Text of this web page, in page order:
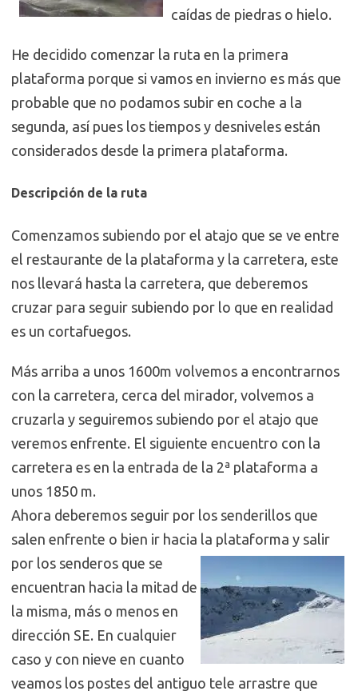
caídas de piedras o hielo.
He decidido comenzar la ruta en la primera
plataforma porque si vamos en invierno es más que
probable que no podamos subir en coche a la
segunda, así pues los tiempos y desniveles están
considerados desde la primera plataforma.
Descripción de la ruta
Comenzamos subiendo por el atajo que se ve entre
el restaurante de la plataforma y la carretera, este
nos llevará hasta la carretera, que deberemos
cruzar para seguir subiendo por lo que en realidad
es un cortafuegos.
Más arriba a unos 1600m volvemos a encontrarnos
con la carretera, cerca del mirador, volvemos a
cruzarla y seguiremos subiendo por el atajo que
veremos enfrente. El siguiente encuentro con la
carretera es en la entrada de la 2ª plataforma a
unos 1850 m.
Ahora deberemos seguir por los senderillos que
salen enfrente o bien ir hacia la plataforma y salir
por los senderos que se
encuentran hacia la mitad de
la misma, más o menos en
dirección SE. En cualquier
caso y con nieve en cuanto
veamos los postes del antiguo tele arrastre que